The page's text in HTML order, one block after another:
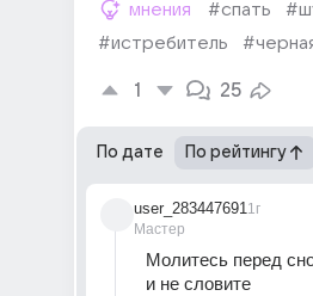
мнения #спать
#истребитель
1 25
По дате По рейтингу
user_283447691
Мастер
1г
Молитесь перед
и не словите